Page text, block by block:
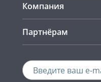
Компания
Партнёрам